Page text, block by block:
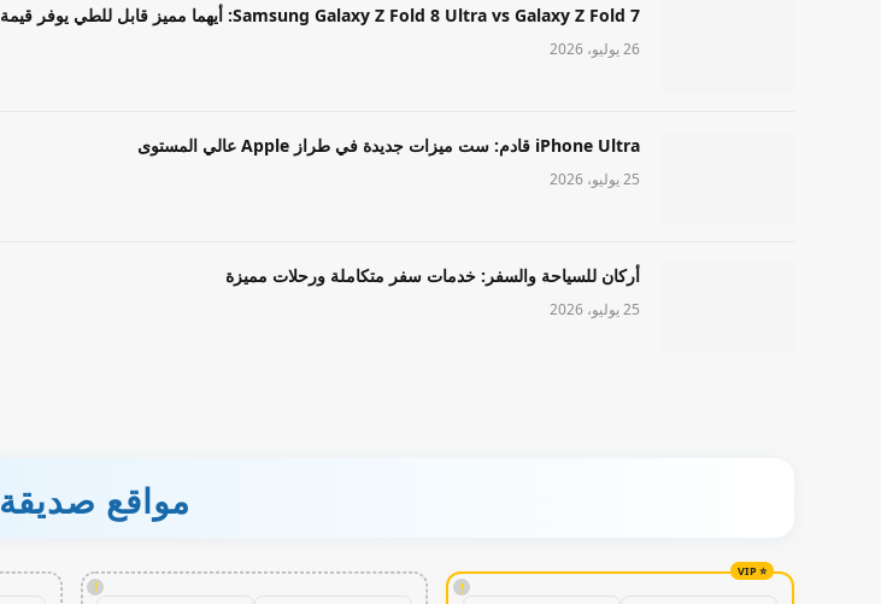
Samsung Galaxy Z Fold 8 Ultra vs Galaxy Z Fold 7: أيهما مميز قابل للطي يوفر قيمة أفضل
26 يوليو، 2026
iPhone Ultra قادم: ست ميزات جديدة في طراز Apple عالي المستوى
25 يوليو، 2026
أركان للسياحة والسفر: خدمات سفر متكاملة ورحلات مميزة
25 يوليو، 2026
مواقع صديقة
!
!